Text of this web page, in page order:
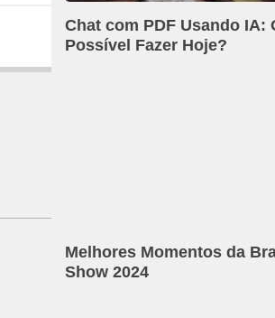
Chat com PDF Usando IA:
Possível Fazer Hoje?
Melhores Momentos da
Show 2024